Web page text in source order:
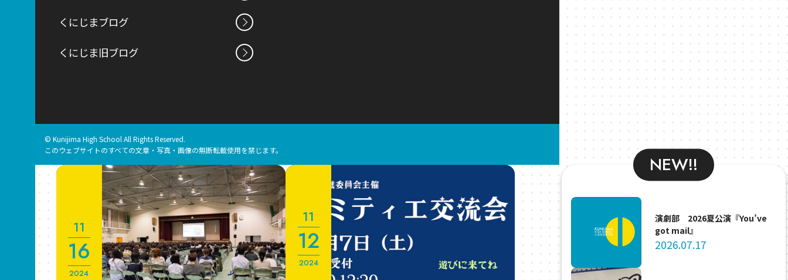
2024
11
16 2024
11
12
NEW!!
演劇部 2026夏公演『You’ve
got mail』
2026.07.17
くにじまブログ
くにじま旧ブログ
© Kunijima High School All Rights Reserved.
このウェブサイトのすべての文章・写真・画像の無断転載使用を禁じます。